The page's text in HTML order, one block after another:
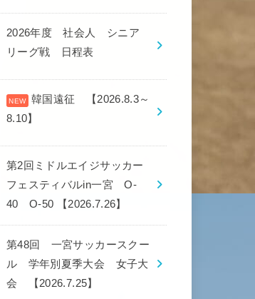
2026年度 社会人 シニア
リーグ戦 日程表
韓国遠征 【2026.8.3～
8.10】
第2回ミドルエイジサッカー
フェスティバルin一宮 O-
40 O-50 【2026.7.26】
第48回 一宮サッカースクー
ル 学年別夏季大会 女子大
会 【2026.7.25】